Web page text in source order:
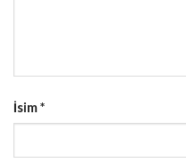
İsim*